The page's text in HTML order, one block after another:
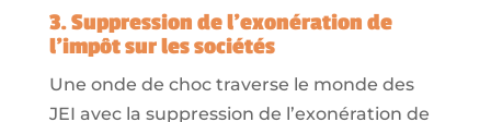
3. Suppression de l’exonération de
l’impôt sur les sociétés
Une onde de choc traverse le monde des
JEI avec la suppression de l’exonération de